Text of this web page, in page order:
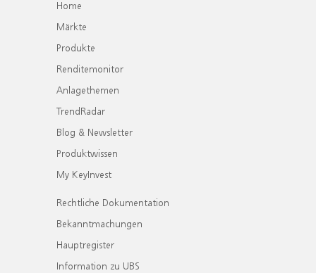
Home
Märkte
Produkte
Renditemonitor
Anlagethemen
TrendRadar
Blog & Newsletter
Produktwissen
My KeyInvest
Rechtliche Dokumentation
Bekanntmachungen
Hauptregister
Information zu UBS